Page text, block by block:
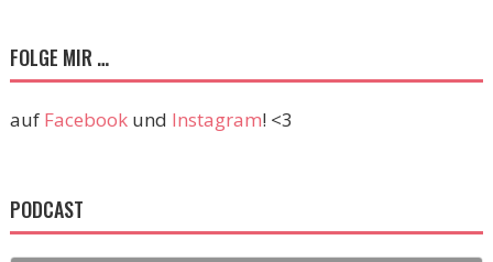
FOLGE MIR …
auf Facebookund Instagram! <3
PODCAST